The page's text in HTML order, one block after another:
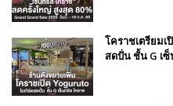
โคราชเตรียมเ
สดปั่น ชั้น G เ